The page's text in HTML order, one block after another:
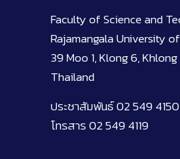
Faculty of Science and
Rajamangala University
39 Moo 1, Klong 6,
Thailand
ประชาสัมพันธ์ 02 549 4150
โทรสาร 02 549 4119